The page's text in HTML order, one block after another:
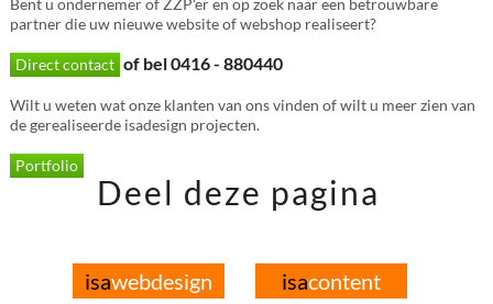
partner die uw nieuwe website of webshop realiseert?
Direct contact of bel 0416 - 880440
Wilt u weten wat onze klanten van ons vinden of wilt u meer zien van
de gerealiseerde isadesign projecten.
Portfolio
Deel deze pagina
isawebdesign isacontent